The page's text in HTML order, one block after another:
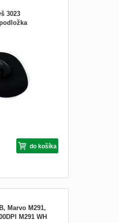
3023
do košíka
Marvo M291,
M291 WH